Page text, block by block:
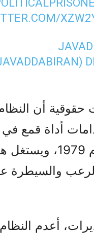
—
أن النظام
أداة قمع في
منذ الثورة عام 1979،
والسيطرة
أعدم النظام